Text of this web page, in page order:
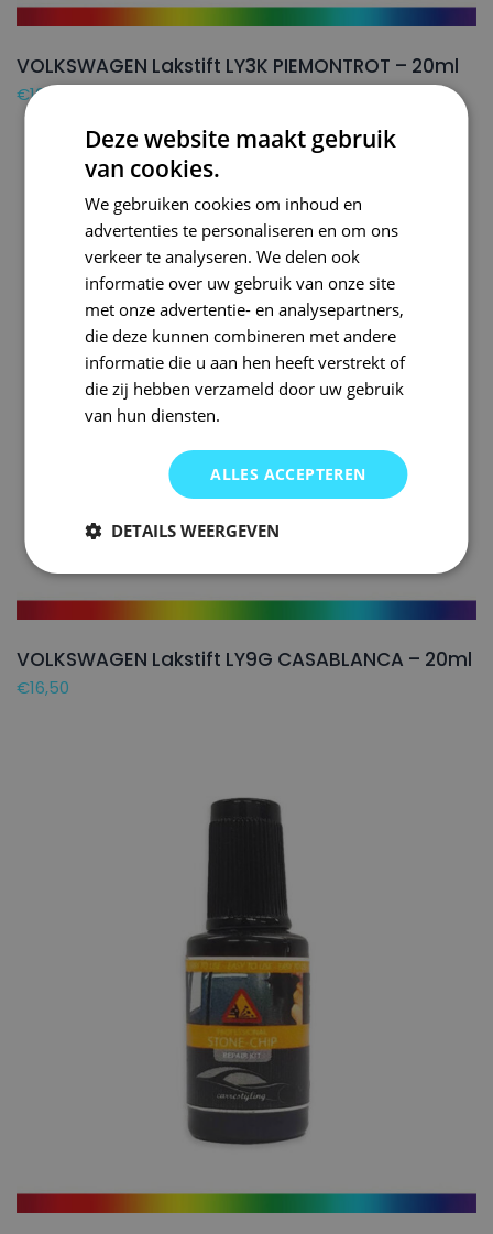
VOLKSWAGEN Lakstift LY3K PIEMONTROT – 20ml
€16,50
VOLKSWAGEN Lakstift LY9G CASABLANCA – 20ml
€16,50
Deze website maakt gebruik
van cookies.
We gebruiken cookies om inhoud en
advertenties te personaliseren en om ons
verkeer te analyseren. We delen ook
informatie over uw gebruik van onze site
met onze advertentie- en analysepartners,
die deze kunnen combineren met andere
informatie die u aan hen heeft verstrekt of
die zij hebben verzameld door uw gebruik
van hun diensten.
ALLES ACCEPTEREN
DETAILS WEERGEVEN